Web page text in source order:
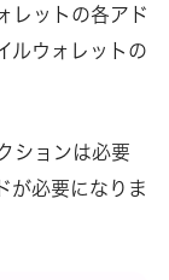
レットの各アド
ルウォレットの
ションは必要
が必要になりま